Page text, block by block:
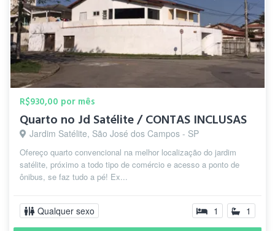
R$930,00 por mês
Quarto no Jd Satélite / CONTAS INCLUSAS
Jardim Satélite, São José dos Campos - SP
Ofereço quarto convencional na melhor localização do jardim
satélite, próximo a todo tipo de comércio e acesso a ponto de
ônibus, se faz tudo a pé! Ex...
Qualquer sexo 1 1